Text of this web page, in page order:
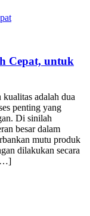
Cepat, untuk
adalah dua
penting yang
Di sinilah
besar dalam
mutu produk
dilakukan secara